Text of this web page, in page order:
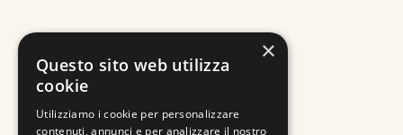
Contatti:
×
Questo sito web utilizza
cookie
Utilizziamo i cookie per personalizzare
contenuti, annunci e per analizzare il nostro